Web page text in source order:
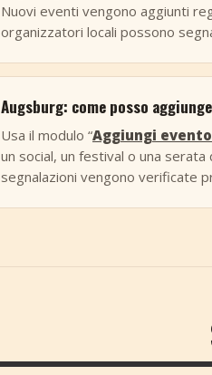
Nuovi eventi vengono aggiunti
organizzatori locali possono
Augsburg: come posso
Usa il modulo “Aggiungi evento
un social, un festival o una serata
segnalazioni vengono verificate